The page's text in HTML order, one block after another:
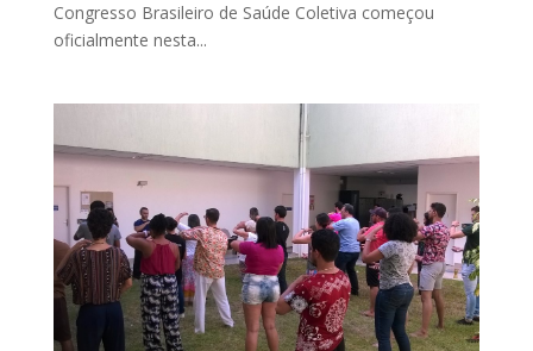
Congresso Brasileiro de Saúde Coletiva começou
oficialmente nesta...